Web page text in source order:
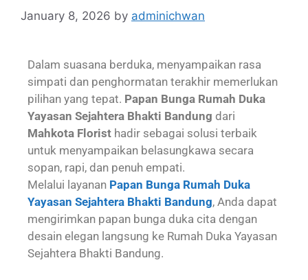
January 8, 2026 by adminichwan
Dalam suasana berduka, menyampaikan rasa
simpati dan penghormatan terakhir memerlukan
pilihan yang tepat. Papan Bunga Rumah Duka
Yayasan Sejahtera Bhakti Bandung dari
Mahkota Florist hadir sebagai solusi terbaik
untuk menyampaikan belasungkawa secara
sopan, rapi, dan penuh empati.
Melalui layanan Papan Bunga Rumah Duka
Yayasan Sejahtera Bhakti Bandung, Anda dapat
mengirimkan papan bunga duka cita dengan
desain elegan langsung ke Rumah Duka Yayasan
Sejahtera Bhakti Bandung.